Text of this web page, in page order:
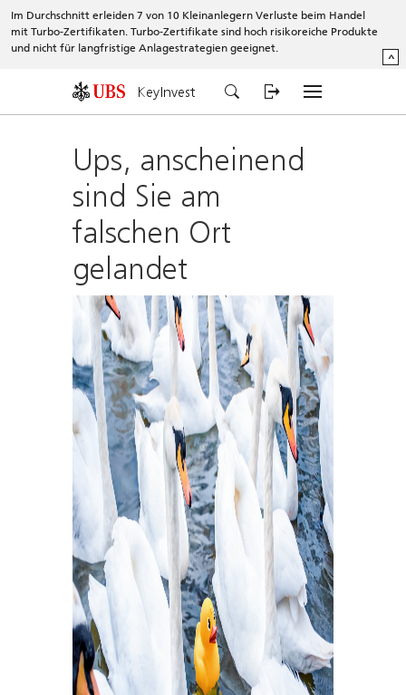
Im Durchschnitt erleiden 7 von 10 Kleinanlegern Verluste beim Handel
mit Turbo-Zertifikaten. Turbo-Zertifikate sind hoch risikoreiche Produkte
und nicht für langfristige Anlagestrategien geeignet.
^
KeyInvest
Ups, anscheinend
sind Sie am
falschen Ort
gelandet